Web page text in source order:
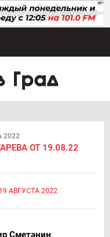
2022
ОТ 19.08.22
АВГУСТА 2022
Сметанин